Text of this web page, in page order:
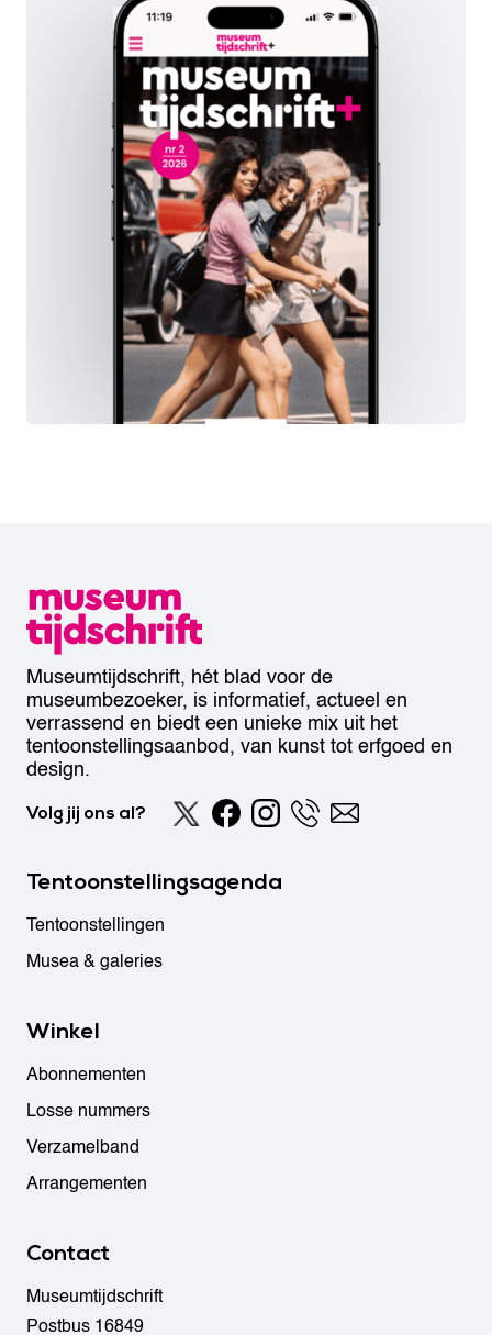
Museumtijdschrift, hét blad voor de
museumbezoeker, is informatief, actueel en
verrassend en biedt een unieke mix uit het
tentoonstellingsaanbod, van kunst tot erfgoed en
design.
Volg jij ons al?
Tentoonstellingsagenda
Tentoonstellingen
Musea & galeries
Winkel
Abonnementen
Losse nummers
Verzamelband
Arrangementen
Contact
Museumtijdschrift
Postbus 16849